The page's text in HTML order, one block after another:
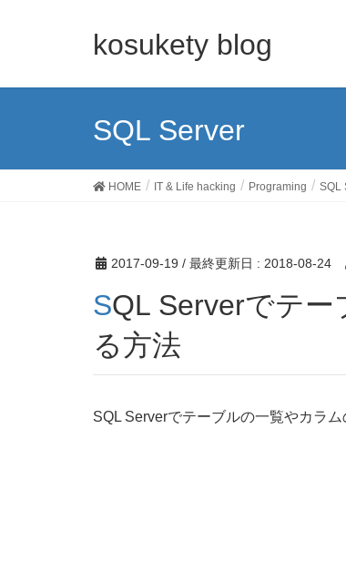
kosukety blog
SQL Server
HOME IT & Life hacking Programing SQL
2017-09-19 / 最終更新日 : 2018-08-24
SQL Serverでテーブル一覧、カラム一覧を出力す
る方法
SQL Serverでテーブルの一覧やカラ